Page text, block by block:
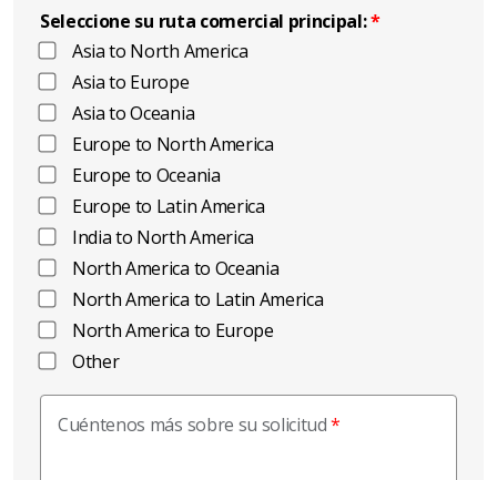
Seleccione su ruta comercial principal:
Asia to North America
Asia to Europe
Asia to Oceania
Europe to North America
Europe to Oceania
Europe to Latin America
India to North America
North America to Oceania
North America to Latin America
North America to Europe
Other
Cuéntenos más sobre su solicitud